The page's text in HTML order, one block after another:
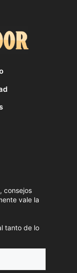
consejos
vale la
tanto de lo